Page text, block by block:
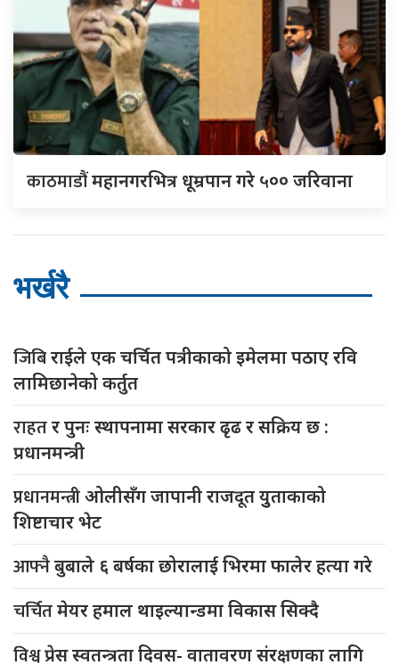
काठमाडौंमहानगरभित्र धूम्रपान गरे ५०० जरिवाना
भर्खरै
जिबिराईले एक चर्चित पत्रीकाको इमेलमा पठाए रवि
लामिछानेको कर्तुत
राहतर पुनः स्थापनामा सरकार ढृढ र सक्रिय छ :
प्रधानमन्त्री
प्रधानमन्त्रीओलीसँग जापानी राजदूत युुताकाको
शिष्टाचार भेट
आफ्नैबुबाले ६ बर्षका छोरालाई भिरमा फालेर हत्या गरे
चर्चितमेयर हमाल थाइल्यान्डमा विकास सिक्दै
विश्वप्रेस स्वतन्त्रता दिवस- वातावरण संरक्षणका लागि